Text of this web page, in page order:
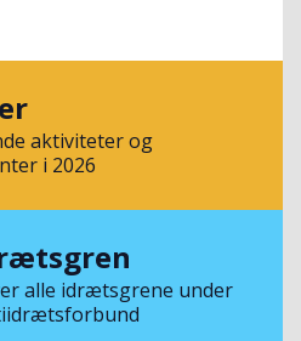
aktiviteter og
i 2026
alle idrætsgrene under